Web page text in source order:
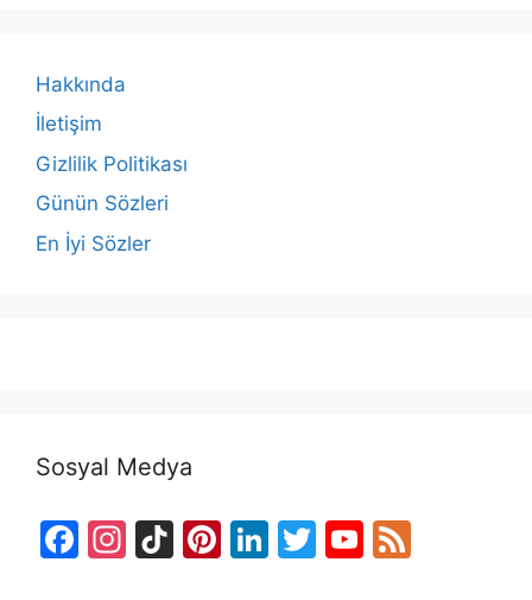
Hakkında
İletişim
Gizlilik Politikası
Günün Sözleri
En İyi Sözler
Sosyal Medya
F
In Ti Pi Li T
Y